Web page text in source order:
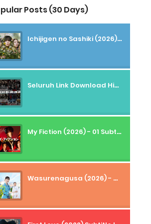
Posts (30 Days)
Ichijigen no Sashiki (2026) - 01 Subtitle Indonesia
Seluruh Link Download High And Low Subtitle Indonesia
My Fiction (2026) - 01 Subtitle Indonesia
Wasurenagusa (2026) - 01+02 Subtitle Indonesia